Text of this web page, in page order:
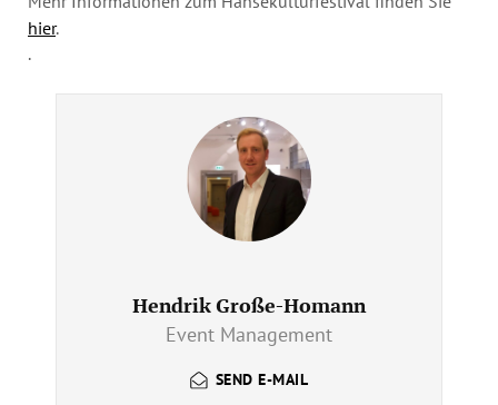
hier.
.
Hendrik Große-Homann
Event Management
SEND E-MAIL